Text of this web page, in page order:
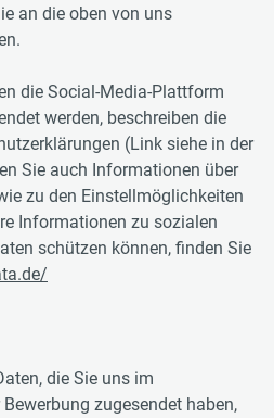
an die oben von uns
die Social-Media-Plattform
werden, beschreiben die
(Link siehe in der
Sie auch Informationen über
zu den Einstellmöglichkeiten
Informationen zu sozialen
schützen können, finden Sie
die Sie uns im
zugesendet haben,